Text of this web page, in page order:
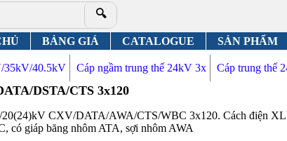
🔍
BẢNG GIÁ CATALOGUE SẢN PHẨM
35kV/40.5kV Cáp ngầm trung thế 24kV 3x Cáp trung thế
DSTA/CTS 3x120
CXV/DATA/AWA/CTS/WBC 3x120. Cách điện
có giáp băng nhôm ATA, sợi nhôm AWA